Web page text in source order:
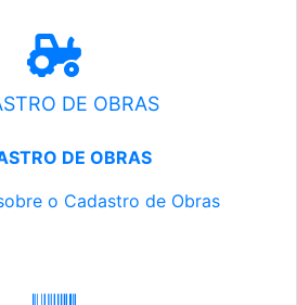
DE OBRAS
DE OBRAS
o Cadastro de Obras